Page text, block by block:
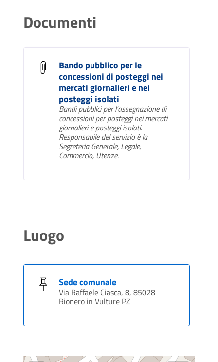
Documenti
Bando pubblico per le
concessioni di posteggi nei
mercati giornalieri e nei
posteggi isolati
Bandi pubblici per l'assegnazione di
concessioni per posteggi nei mercati
giornalieri e posteggi isolati.
Responsabile del servizio è la
Segreteria Generale, Legale,
Commercio, Utenze.
Luogo
Sede comunale
Via Raffaele Ciasca, 8, 85028
Rionero in Vulture PZ